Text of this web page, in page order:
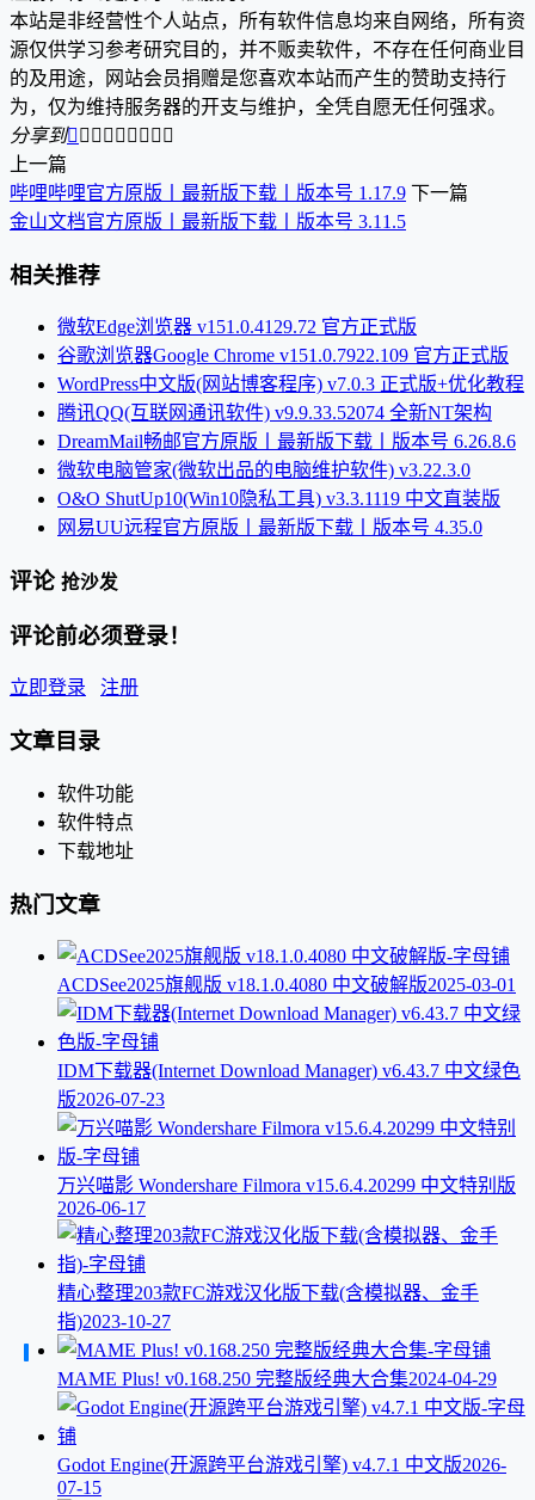
本站是非经营性个人站点，所有软件信息均来自网络，所有资
源仅供学习参考研究目的，并不贩卖软件，不存在任何商业目
的及用途，网站会员捐赠是您喜欢本站而产生的赞助支持行
为，仅为维持服务器的开支与维护，全凭自愿无任何强求。
分享到        
上一篇
哔哩哔哩官方原版丨最新版下载丨版本号 1.17.9 下一篇
金山文档官方原版丨最新版下载丨版本号 3.11.5
相关推荐
微软Edge浏览器 v151.0.4129.72 官方正式版
谷歌浏览器Google Chrome v151.0.7922.109 官方正式版
WordPress中文版(网站博客程序) v7.0.3 正式版+优化教程
腾讯QQ(互联网通讯软件) v9.9.33.52074 全新NT架构
DreamMail畅邮官方原版丨最新版下载丨版本号 6.26.8.6
微软电脑管家(微软出品的电脑维护软件) v3.22.3.0
O&O ShutUp10(Win10隐私工具) v3.3.1119 中文直装版
网易UU远程官方原版丨最新版下载丨版本号 4.35.0
评论 抢沙发
评论前必须登录！
立即登录 注册
文章目录
软件功能
软件特点
下载地址
热门文章
ACDSee2025旗舰版 v18.1.0.4080 中文破解版2025-03-01
IDM下载器(Internet Download Manager) v6.43.7 中文绿色
版2026-07-23
万兴喵影 Wondershare Filmora v15.6.4.20299 中文特别版
2026-06-17
精心整理203款FC游戏汉化版下载(含模拟器、金手
指)2023-10-27
MAME Plus! v0.168.250 完整版经典大合集2024-04-29
Godot Engine(开源跨平台游戏引擎) v4.7.1 中文版2026-
07-15